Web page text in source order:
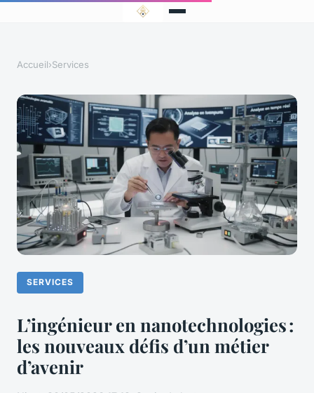
Accueil›Services
SERVICES
L’ingénieur en nanotechnologies :
les nouveaux défis d’un métier
d’avenir